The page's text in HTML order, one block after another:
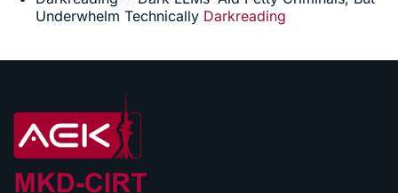
Underwhelm Technically Darkreading